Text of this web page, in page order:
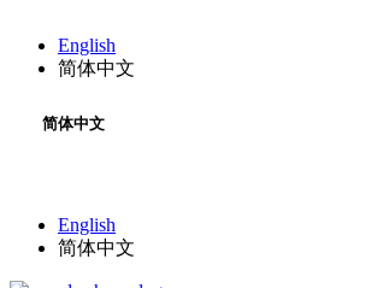
English
简体中文
简体中文
English
简体中文